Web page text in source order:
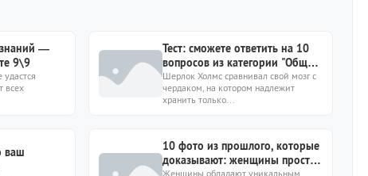
знаний —
9\9
всех
Тест: сможете ответить на 10
вопросов из категории "Общие
знания" или вас зря учили?
Шерлок Холмс сравнивал свой мозг с
чердаком, на котором надлежит
хранить только...
ваш
10 фото из прошлого, которые
доказывают: женщины просто
Женщины обладают уникальным